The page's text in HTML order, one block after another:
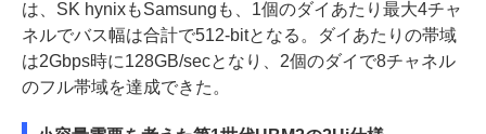
は、SK hynixもSamsungも、1個のダイあたり最大4チャ
ネルでバス幅は合計で512-bitとなる。ダイあたりの帯域
は2Gbps時に128GB/secとなり、2個のダイで8チャネル
のフル帯域を達成できた。